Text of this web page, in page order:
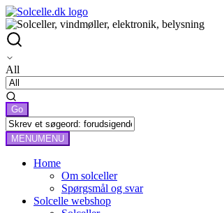
All
MENUMENU
Home
Om solceller
Spørgsmål og svar
Solcelle webshop